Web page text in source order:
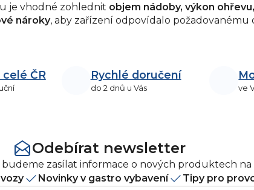
je vhodné zohlednit objem nádoby, výkon
nároky, aby zařízení odpovídalo požadovanému
celé ČR Rychlé doručení
do 2 dnů u Vás ve
Odebírat newsletter
budeme zasílat informace o nových produktech na
Novinky v gastro vybavení Tipy pro